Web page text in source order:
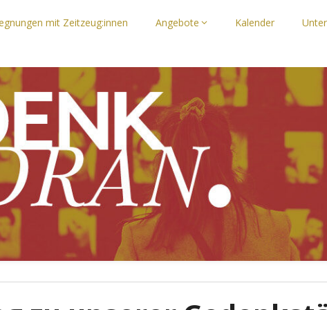
mit Zeitzeug:innen Angebote Kalender
e. V.
die Zukunft im Blick"